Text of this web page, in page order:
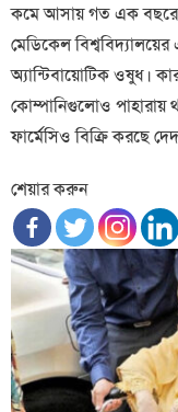
কমে আসায় গত এক বছরে
মেডিকেল
অ্যান্টিবায়োটিক ওষুধ।
কোম্পানিগুলোও পাহারায়
ফার্মেসিও বিক্রি করছে
শেয়ার করুন